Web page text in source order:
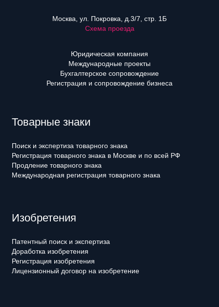
Москва, ул. Покровка, д.3/7, стр. 1Б
Схема проезда
Юридическая компания
Международные проекты
Бухгалтерское сопровождение
Регистрация и сопровождение бизнеса
Товарные знаки
Поиск и экспертиза товарного знака
Регистрация товарного знака в Москве и по всей РФ
Продление товарного знака
Международная регистрация товарного знака
Изобретения
Патентный поиск и экспертиза
Доработка изобретения
Регистрация изобретения
Лицензионный договор на изобретение